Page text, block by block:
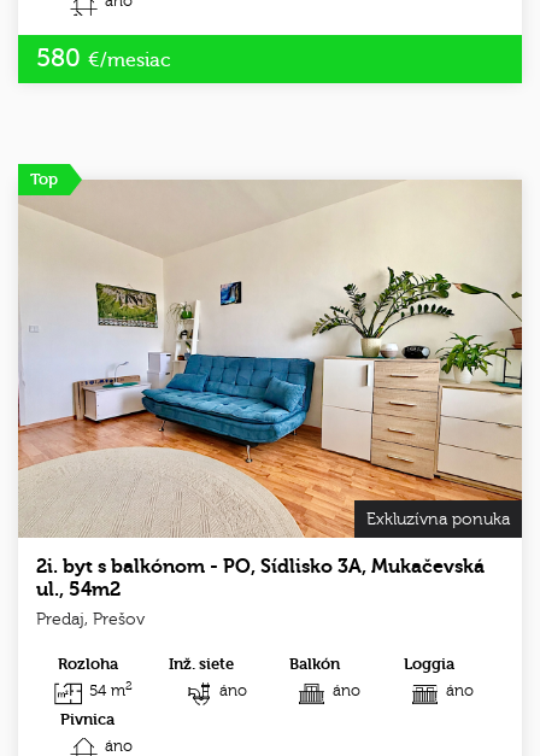
580 €/mesiac
Exkluzívna ponuka
2i. byt s balkónom - PO, Sídlisko 3A, Mukačevská
ul., 54m2
Predaj, Prešov
Rozloha
54 m2
Inž. siete
áno
Balkón
áno
Loggia
áno
Pivnica
áno
Top